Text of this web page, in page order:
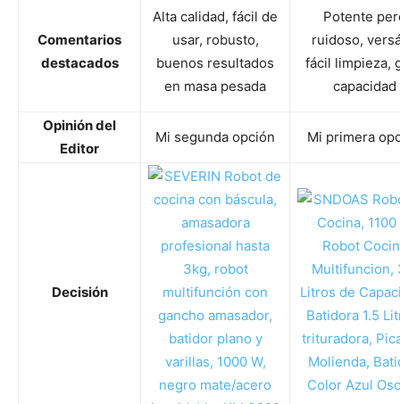
Comentarios
destacados
Alta calidad, fácil de
usar, robusto,
buenos resultados
en masa pesada
Potente
ruidoso,
fácil limpieza,
capacidad
Opinión del
Editor
Mi segunda opción Mi primera
Decisión